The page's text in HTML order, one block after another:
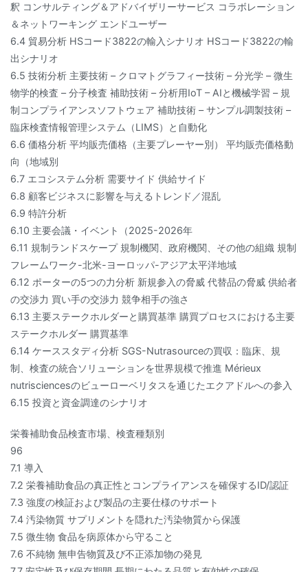
釈 コンサルティング＆アドバイザリーサービス コラボレーション
＆ネットワーキング エンドユーザー
6.4 貿易分析 HSコード3822の輸入シナリオ HSコード3822の輸
出シナリオ
6.5 技術分析 主要技術 – クロマトグラフィー技術 – 分光学 – 微生
物学的検査 – 分子検査 補助技術 – 分析用IoT – AIと機械学習 – 規
制コンプライアンスソフトウェア 補助技術 – サンプル調製技術 –
臨床検査情報管理システム（LIMS）と自動化
6.6 価格分析 平均販売価格（主要プレーヤー別） 平均販売価格動
向（地域別
6.7 エコシステム分析 需要サイド 供給サイド
6.8 顧客ビジネスに影響を与えるトレンド／混乱
6.9 特許分析
6.10 主要会議・イベント（2025-2026年
6.11 規制ランドスケープ 規制機関、政府機関、その他の組織 規制
フレームワーク-北米-ヨーロッパ-アジア太平洋地域
6.12 ポーターの5つの力分析 新規参入の脅威 代替品の脅威 供給者
の交渉力 買い手の交渉力 競争相手の強さ
6.13 主要ステークホルダーと購買基準 購買プロセスにおける主要
ステークホルダー 購買基準
6.14 ケーススタディ分析 SGS-Nutrasourceの買収：臨床、規
制、検査の統合ソリューションを世界規模で推進 Mérieux
nutrisciencesのビューローベリタスを通じたエクアドルへの参入
6.15 投資と資金調達のシナリオ
栄養補助食品検査市場、検査種類別
96
7.1 導入
7.2 栄養補助食品の真正性とコンプライアンスを確保するID/認証
7.3 強度の検証および製品の主要仕様のサポート
7.4 汚染物質 サプリメントを隠れた汚染物質から保護
7.5 微生物 食品を病原体から守ること
7.6 不純物 無申告物質及び不正添加物の発見